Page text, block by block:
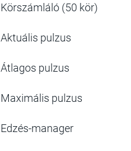
Körszámláló (50 kör)
Aktuális pulzus
Átlagos pulzus
Maximális pulzus
Edzés-manager